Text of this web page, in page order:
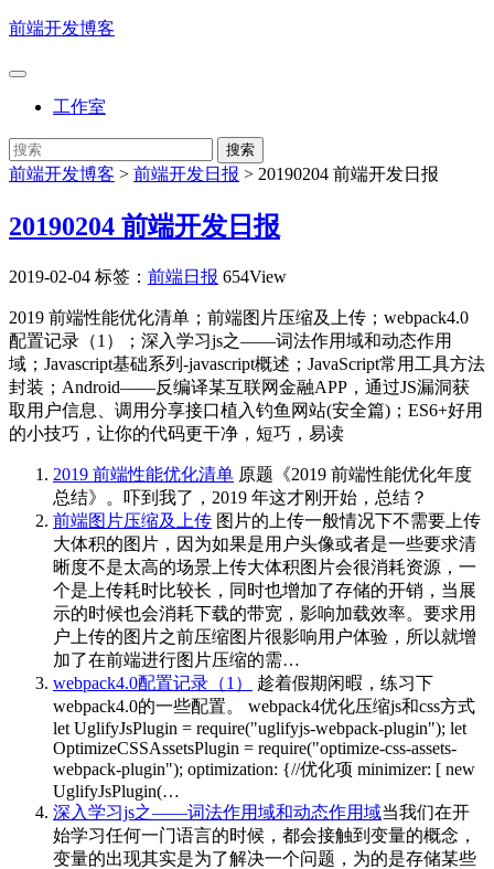
前端开发博客
工作室
前端开发博客 > 前端开发日报 > 20190204 前端开发日报
20190204 前端开发日报
2019-02-04 标签： 前端日报 654View
2019 前端性能优化清单；前端图片压缩及上传；webpack4.0
配置记录（1）；深入学习js之——词法作用域和动态作用
域；Javascript基础系列-javascript概述；JavaScript常用工具方法
封装；Android——反编译某互联网金融APP，通过JS漏洞获
取用户信息、调用分享接口植入钓鱼网站(安全篇)；ES6+好用
的小技巧，让你的代码更干净，短巧，易读
2019 前端性能优化清单 原题《2019 前端性能优化年度
总结》。吓到我了，2019 年这才刚开始，总结？
前端图片压缩及上传 图片的上传一般情况下不需要上传
大体积的图片，因为如果是用户头像或者是一些要求清
晰度不是太高的场景上传大体积图片会很消耗资源，一
个是上传耗时比较长，同时也增加了存储的开销，当展
示的时候也会消耗下载的带宽，影响加载效率。要求用
户上传的图片之前压缩图片很影响用户体验，所以就增
加了在前端进行图片压缩的需…
webpack4.0配置记录（1）
趁着假期闲暇，练习下
webpack4.0的一些配置。 webpack4优化压缩js和css方式
let UglifyJsPlugin = require("uglifyjs-webpack-plugin"); let
OptimizeCSSAssetsPlugin = require("optimize-css-assets-
webpack-plugin"); optimization: {//优化项 minimizer: [ new
UglifyJsPlugin(…
深入学习js之——词法作用域和动态作用域当我们在开
始学习任何一门语言的时候，都会接触到变量的概念，
变量的出现其实是为了解决一个问题，为的是存储某些